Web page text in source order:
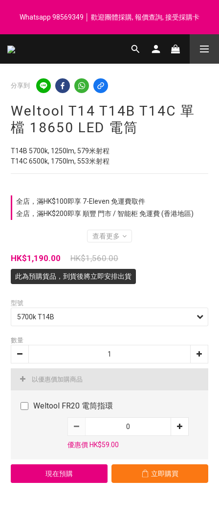
汗毛巾 韓國制 送完即止
Whatsapp 98569349 │ 歡迎團體採購, 報價查詢, 接受採購卡
登記會員享每$50回贈$1 │ 滿HK$899 送 N-rit Campack Towel 吸
分享到
Weltool T14 T14B T14C 單
檔 18650 LED 電筒
T14B 5700k, 1250lm, 579米射程
T14C 6500k, 1750lm, 553米射程
全店，滿HK$100即享 7-Eleven 免運費取件
全店，滿HK$200即享 順豐 門市 / 智能柜 免運費 (香港地區)
查看更多
HK$1,560.00
HK$1,190.00
此為預購貨品，到貨後將立即安排出貨
型號
數量
以優惠價加購商品
Weltool FR20 電筒指環
優惠價 HK$59.00
現在預購 立即購買